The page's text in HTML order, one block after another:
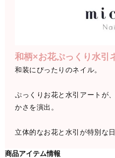
和柄×お花ぷっくり水引
和装にぴったりのネイル。
ぷっくりお花と水引アートが
かさを演出。
立体的なお花と水引が特別な
商品アイテム情報